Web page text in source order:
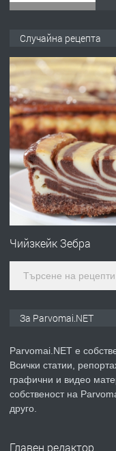
ПРЕДЛАГА
ПРЕДЛАГА
ПРЕДЛАГА
Случайна рецепта
Чийзкейк Зебра
За Parvomai.NET
Parvomai.NET е
Всички статии,
графични и видео
собственост на
друго.
Главен редактор